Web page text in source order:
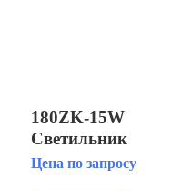
180ZK-15W
Светильник
светодиодный
Цена по запросу